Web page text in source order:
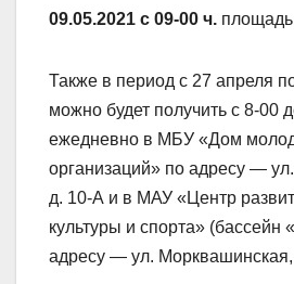
09.05.2021 с 09-00 ч.
Также в период с 27 апреля
можно будет получить с 8-00
ежедневно в МБУ «Дом
организаций» по адресу —
д. 10-А и в МАУ «Центр
культуры и спорта» (бассейн
адресу — ул. Морквашинская,